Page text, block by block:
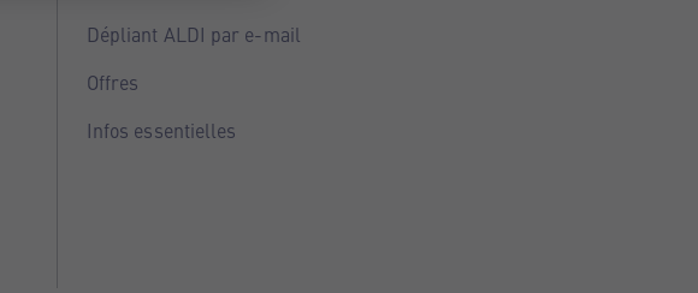
Dépliant ALDI par e-mail
Offres
Infos essentielles